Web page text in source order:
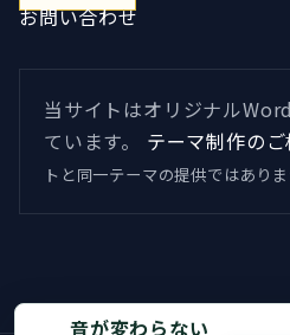
お問い合わせ
当サイトはオリジナル
ています。
テーマ制作の
トと同一テーマの提供ではあり
音が変わらない